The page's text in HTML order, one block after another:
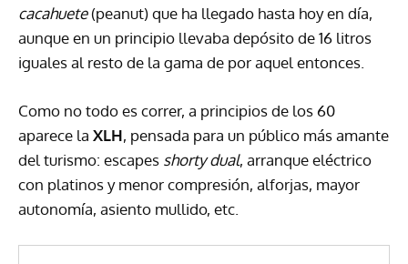
cacahuete(peanut) que ha llegado hasta hoy en día,
aunque en un principio llevaba depósito de 16 litros
iguales al resto de la gama de por aquel entonces.
Como no todo es correr, a principios de los 60
aparece la XLH, pensada para un público más amante
del turismo: escapes shorty dual, arranque eléctrico
con platinos y menor compresión, alforjas, mayor
autonomía, asiento mullido, etc.